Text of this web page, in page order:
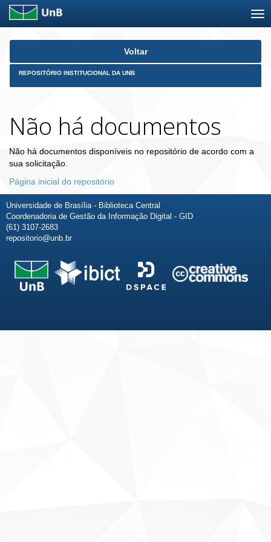
Skip
Voltar
REPOSITÓRIO INSTITUCIONAL DA UNB
Não há documentos
Não há documentos disponíveis no repositório de acordo com a
sua solicitação.
Página inicial do repositório
Universidade de Brasília - Biblioteca Central
Coordenadoria de Gestão da Informação Digital - GID
(61) 3107-2683
repositorio@unb.br